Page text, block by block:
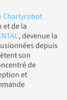
Charlyrobot
et de la
, devenue la
depuis
son
de
et